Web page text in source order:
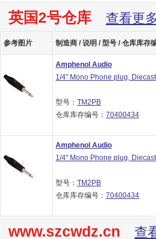
英国2号仓库 查看更
参考图片 制造商 / 说明 / 型号 / 仓库库存
Amphenol Audio
1/4" Mono Phone plug,
型号： TM2PB
仓库库存编号： 70400434
Amphenol Audio
1/4" Mono Phone plug,
型号： TM2PB
仓库库存编号： 70400434
www.szcwdz.cn 查